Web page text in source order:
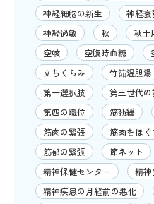
神経細胞の新生
神経衰
神経過敏
秋 秋土
空咳
空腹時血糖
立ちくらみ
竹筎温胆湯
第一選択肢
第三世代
第四の職位
筋弛緩
筋肉の緊張
筋肉をほぐ
筋郁の緊張
節ネット
精神保健センター
精神
精神疾患の月経前の悪化